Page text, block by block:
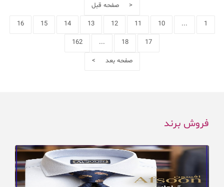
< صفحه قبل
1
...
10
11
12
13
14
15
16
17
18
...
162
صفحه بعد >
فروش برند